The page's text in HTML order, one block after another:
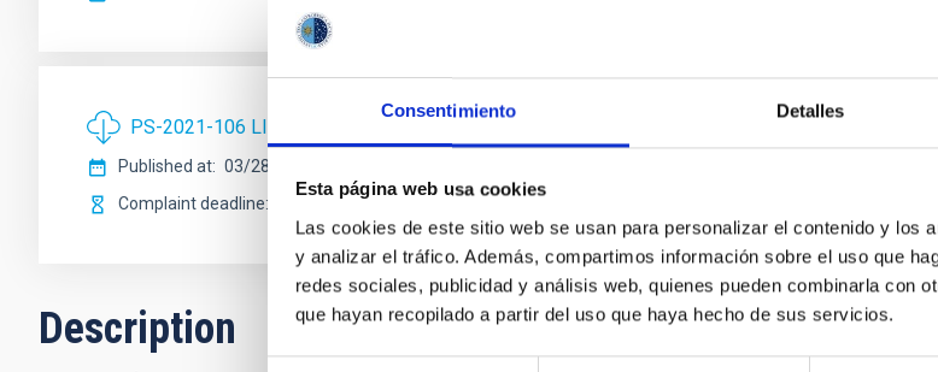
Consentimiento Detalles
Esta página web usa cookies
Las cookies de este sitio web se usan para personalizar el contenido y los
y analizar el tráfico. Además, compartimos información sobre el uso que
redes sociales, publicidad y análisis web, quienes pueden combinarla con
que hayan recopilado a partir del uso que haya hecho de sus servicios.
PS-2021-106 LISTA PROVISIONAL ADMITIDOS
Published at
03/28/2022
Complaint deadline
04/04/2022
Description